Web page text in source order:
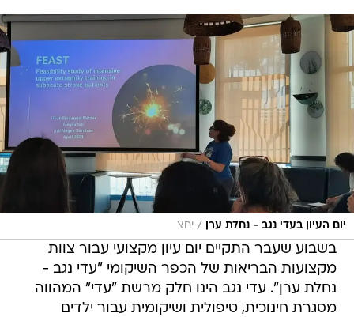
יום העיון בעדי נגב - נחלת ערן / יחצ
בשבוע שעבר התקיים יום עיון מקצועי עבור צוות
מקצועות הבריאות של הכפר השיקומי "עדי נגב -
נחלת ערן". עדי נגב הינו חלק מרשת "עדי" המהווה
מסגרת חינוכית, טיפולית ושיקומית עבור ילדים